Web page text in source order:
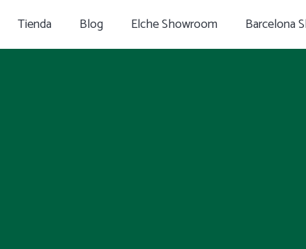
Tienda Blog Elche Showroom Barcelona